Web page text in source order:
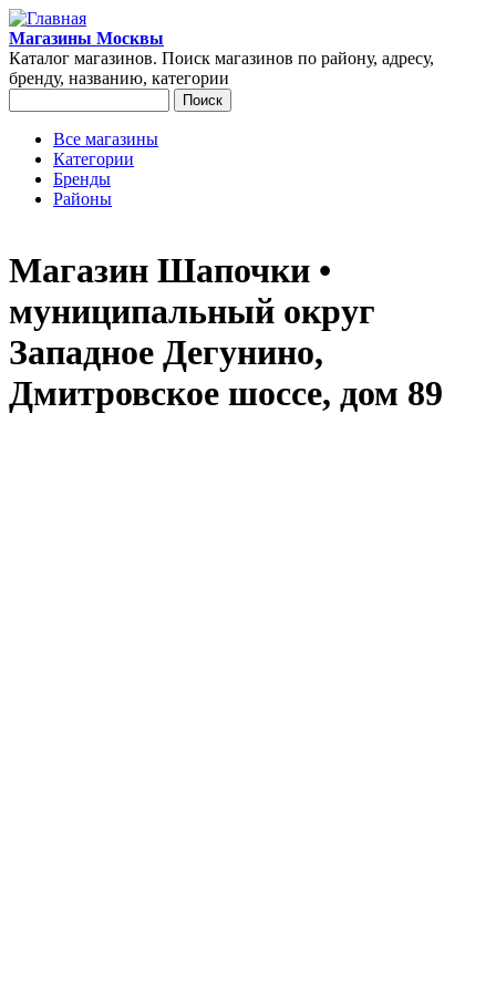
Перейти к основному содержанию
Магазины Москвы
Каталог магазинов. Поиск магазинов по району, адресу,
бренду, названию, категории
Главное меню
Все магазины
Категории
Бренды
Районы
Магазин Шапочки •
муниципальный округ
Западное Дегунино,
Дмитровское шоссе, дом 89